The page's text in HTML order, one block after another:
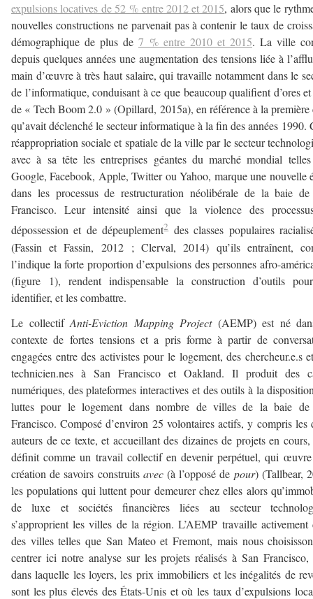
expulsions locatives de 52 % entre 2012 et 2015, alors que le
nouvelles constructions ne parvenait pas à contenir le taux de
démographique de plus de 7 % entre 2010 et 2015. La ville
depuis quelques années une augmentation des tensions liée à
main d’œuvre à très haut salaire, qui travaille notamment dans le
de l’informatique, conduisant à ce que beaucoup qualifient d’ores
de « Tech Boom 2.0 » (Opillard, 2015a), en référence à la première
qu’avait déclenché le secteur informatique à la fin des années 1990.
réappropriation sociale et spatiale de la ville par le secteur
avec à sa tête les entreprises géantes du marché mondial
Google, Facebook, Apple, Twitter ou Yahoo, marque une nouvelle
dans les processus de restructuration néolibérale de la baie
Francisco. Leur intensité ainsi que la violence des
dépossession et de dépeuplement2des classes populaires
(Fassin et Fassin, 2012 ; Clerval, 2014) qu’ils entraînent,
l’indique la forte proportion d’expulsions des personnes afro-
(figure 1), rendent indispensable la construction d’outils
identifier, et les combattre.
Le collectifAnti-Eviction Mapping Project(AEMP) est né
contexte de fortes tensions et a pris forme à partir de
engagées entre des activistes pour le logement, des chercheur.e.s
technicien.nes à San Francisco et Oakland. Il produit des
numériques, des plateformes interactives et des outils à la
luttes pour le logement dans nombre de villes de la baie de
Francisco. Composé d’environ 25 volontaires actifs, y compris les
auteurs de ce texte, et accueillant des dizaines de projets en
définit comme un travail collectif en devenir perpétuel, qui
création de savoirs construits avec(à l’opposé de pour) (Tallbear,
les populations qui luttent pour demeurer chez elles alors
de luxe et sociétés financières liées au secteur
s’approprient les villes de la région. L’AEMP travaille activement
des villes telles que San Mateo et Fremont, mais nous
centrer ici notre analyse sur les projets réalisés à San
dans laquelle les loyers, les prix immobiliers et les inégalités de
sont les plus élevés des États-Unis et où les taux d’expulsions